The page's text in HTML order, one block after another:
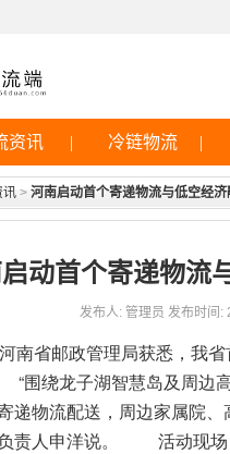
资讯 | 冷链物流 |
讯 > 河南启动首个寄递物流与低空经济
动首个寄递物流
发布人: 管理员 发布时间
南省邮政管理局获悉，我
绕龙子湖智慧岛及周边高
递物流配送，周边家属院
责人申洋说。 活动现场